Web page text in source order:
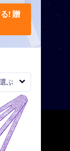
ぶ
! 贈